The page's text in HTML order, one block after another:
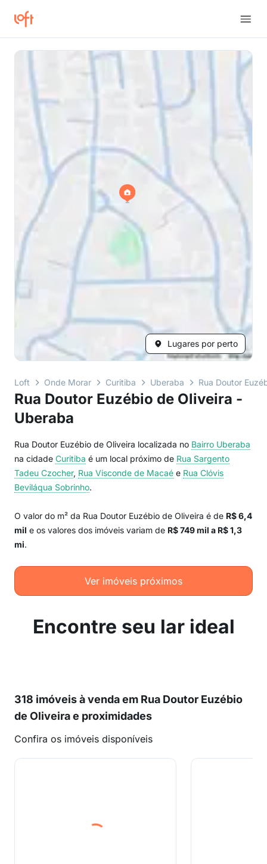
Lugares por perto
Loft Onde Morar Curitiba Uberaba Rua Doutor
Rua Doutor Euzébio de Oliveira -
Uberaba
Rua Doutor Euzébio de Oliveira localizada no Bairro Uberaba
na cidade Curitiba é um local próximo de Rua Sargento
Tadeu Czocher, Rua Visconde de Macaé e Rua Clóvis
Beviláqua Sobrinho.
O valor do m² da Rua Doutor Euzébio de Oliveira é de R$ 6,4
mil e os valores dos imóveis variam de R$ 749 mil a R$ 1,3
mi.
Ver imóveis próximos
Encontre seu lar ideal
318 imóveis à venda em Rua Doutor Euzébio
de Oliveira e proximidades
Confira os imóveis disponíveis